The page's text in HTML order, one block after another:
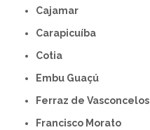
Cajamar
Carapicuíba
Cotia
Embu Guaçú
Ferraz de Vasconcelos
Francisco Morato